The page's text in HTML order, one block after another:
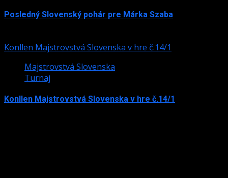
Posledný Slovenský pohár pre Márka Szaba
Konllen Majstrovstvá Slovenska v hre č.14/1
Majstrovstvá Slovenska
Turnaj
Konllen Majstrovstvá Slovenska v hre č.14/1